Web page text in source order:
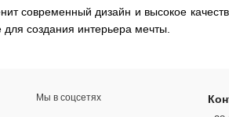
современный дизайн и высокое
создания интерьера мечты.
Мы в соцсетях